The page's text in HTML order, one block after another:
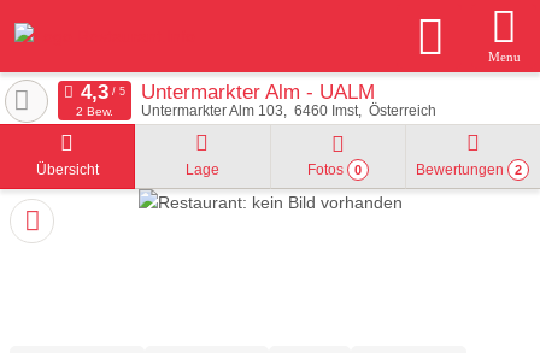
Menu
Untermarkter Alm - UALM
Untermarkter Alm 103 6460 Imst Österreich
2 Bew.
Übersicht Lage Fotos 0 Bewertungen 2